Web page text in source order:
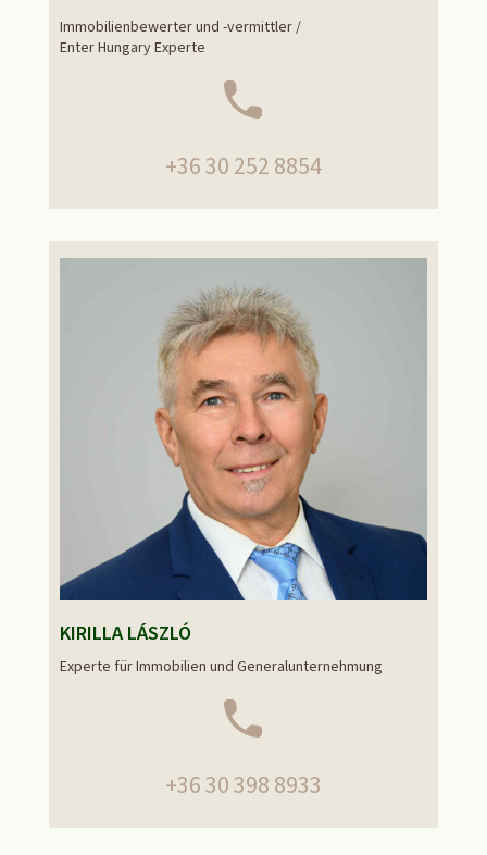
Immobilienbewerter und -vermittler /
Enter Hungary Experte
+36 30 252 8854
KIRILLA LÁSZLÓ
Experte für Immobilien und Generalunternehmung
+36 30 398 8933